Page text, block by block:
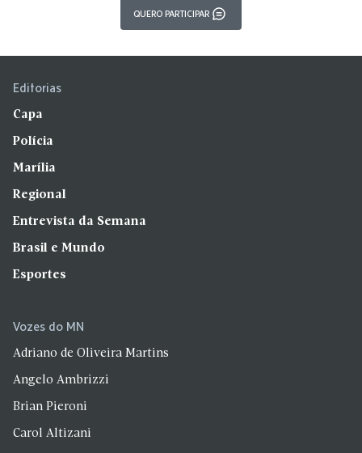
QUERO PARTICIPAR
Editorias
Capa
Polícia
Marília
Regional
Entrevista da Semana
Brasil e Mundo
Esportes
Vozes do MN
Adriano de Oliveira Martins
Angelo Ambrizzi
Brian Pieroni
Carol Altizani